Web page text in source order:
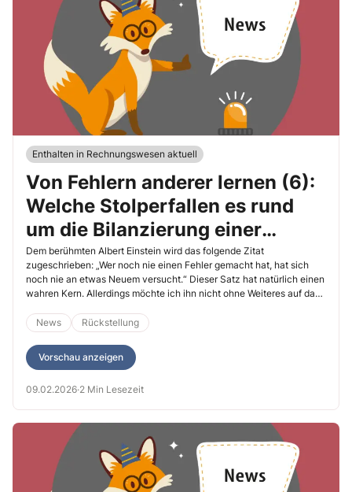
Enthalten in Rechnungswesen aktuell
Von Fehlern anderer lernen (6):
Welche Stolperfallen es rund
um die Bilanzierung einer
Rückstellung für zukünftige
Rückbauverpflichtungen zu
beachten gilt
Dem berühmten Albert Einstein wird das folgende Zitat
zugeschrieben: „Wer noch nie einen Fehler gemacht hat, hat sich
noch nie an etwas Neuem versucht.“ Dieser Satz hat natürlich einen
wahren Kern. Allerdings möchte ich ihn nicht ohne Weiteres auf das
vermieden werden. Damit Sie nicht etwas Neues wagen müssen,
habe ich diesen altbekannten Fehler für Sie ausgegraben.
News Rückstellung
Vorschau anzeigen
09.02.2026·2 Min Lesezeit